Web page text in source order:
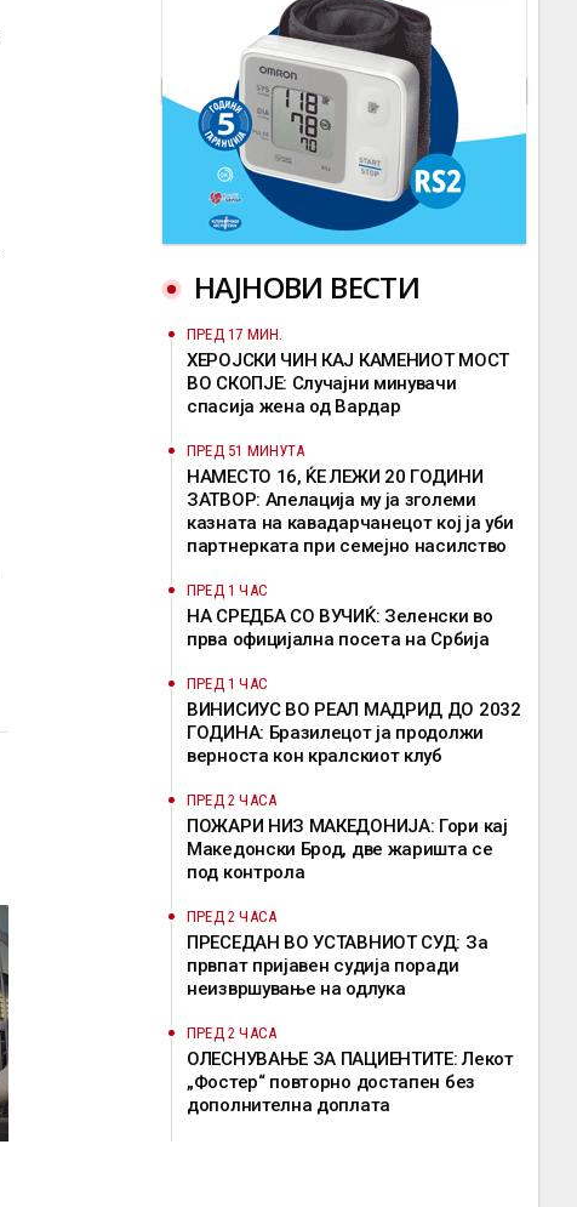
НАЈНОВИ ВЕСТИ
ПРЕД 17 МИН.
ХЕРОЈСКИ ЧИН КАЈ КАМЕНИОТ МОСТ
ВО СКОПЈЕ: Случајни минувачи
спасија жена од Вардар
ПРЕД 51 МИНУТА
НАМЕСТО 16, ЌЕ ЛЕЖИ 20 ГОДИНИ
ЗАТВОР: Апелација му ја зголеми
казната на кавадарчанецот кој ја уби
партнерката при семејно насилство
ПРЕД 1 ЧАС
НА СРЕДБА СО ВУЧИЌ: Зеленски во
прва официјална посета на Србија
ПРЕД 1 ЧАС
ВИНИСИУС ВО РЕАЛ МАДРИД ДО 2032
ГОДИНА: Бразилецот ја продолжи
верноста кон кралскиот клуб
ПРЕД 2 ЧАСА
ПОЖАРИ НИЗ МАКЕДОНИЈА: Гори кај
Македонски Брод, две жаришта се
под контрола
ПРЕД 2 ЧАСА
ПРЕСЕДАН ВО УСТАВНИОТ СУД: За
првпат пријавен судија поради
неизвршување на одлука
ПРЕД 2 ЧАСА
ОЛЕСНУВАЊЕ ЗА ПАЦИЕНТИТЕ: Лекот
„Фостер“ повторно достапен без
дополнителна доплата